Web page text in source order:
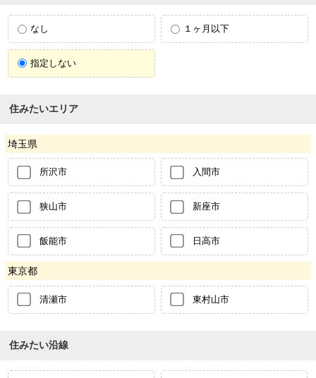
なし １ヶ月以下
指定しない
住みたいエリア
埼玉県
所沢市 入間市
狭山市 新座市
飯能市 日高市
東京都
清瀬市 東村山市
住みたい沿線